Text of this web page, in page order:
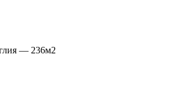
— 236м2